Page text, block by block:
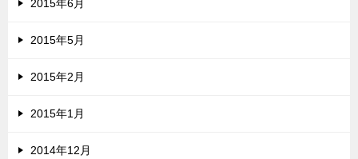
2015年6月
2015年5月
2015年2月
2015年1月
2014年12月